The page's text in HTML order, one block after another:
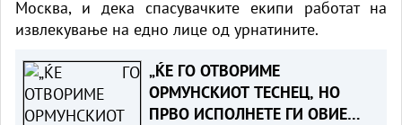
Москва, и дека спасувачките екипи работат на
извлекување на едно лице од урнатините.
„ЌЕ ГО ОТВОРИМЕ
ОРМУНСКИОТ ТЕСНЕЦ, НО
ПРВО ИСПОЛНЕТЕ ГИ ОВИЕ